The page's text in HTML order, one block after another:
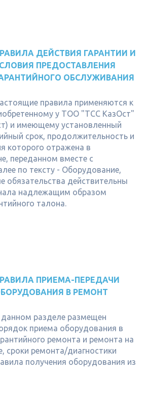
ДЕЙСТВИЯ ГАРАНТИИ И
ПРЕДОСТАВЛЕНИЯ
ОБСЛУЖИВАНИЯ
правила применяются к
у ТОО "ТСС КазОст"
и имеющему установленный
срок, продолжительность и
которого отражена в
переданном вместе с
по тексту - Оборудование,
обязательства действительны
надлежащим образом
талона.
ПРИЕМА-ПЕРЕДАЧИ
В РЕМОНТ
данном разделе размещен
приема оборудования в
ремонта и ремонта на
сроки ремонта/диагностики
получения оборудования из